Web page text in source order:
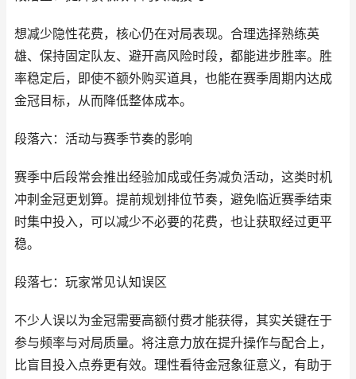
想减少隐性花费，核心仍在对局表现。合理选择熟练英
雄、保持固定队友、避开高风险时段，都能进步胜率。胜
率稳定后，即使不额外购买道具，也能在赛季周期内达成
金冠目标，从而降低整体成本。
段落六：活动与赛季节奏的影响
赛季中后段常会推出经验加成或任务减负活动，这类时机
冲刺金冠更划算。提前规划排位节奏，避免临近赛季结束
时集中投入，可以减少不必要的花费，也让获取经过更平
稳。
段落七：玩家常见认知误区
不少人误以为金冠需要高额付费才能获得，其实关键在于
参与频率与对局质量。将注意力放在提升操作与配合上，
比盲目投入点券更有效。理性看待金冠象征意义，有助于